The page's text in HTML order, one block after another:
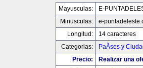
Mayusculas:
E-
Minusculas:
e-
Longitud:
14 caracteres
Categorias:
PaÃ­ses y
Precio:
Realizar una